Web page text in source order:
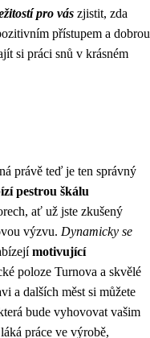
pro vás zjistit, zda
přístupem a dobrou
si práci snů v krásném
právě teď je ten správný
pestrou škálu
ať už jste zkušený
výzvu. Dynamicky se
motivující
poloze Turnova a skvělé
a dalších měst si můžete
bude vyhovovat vašim
práce ve výrobě,